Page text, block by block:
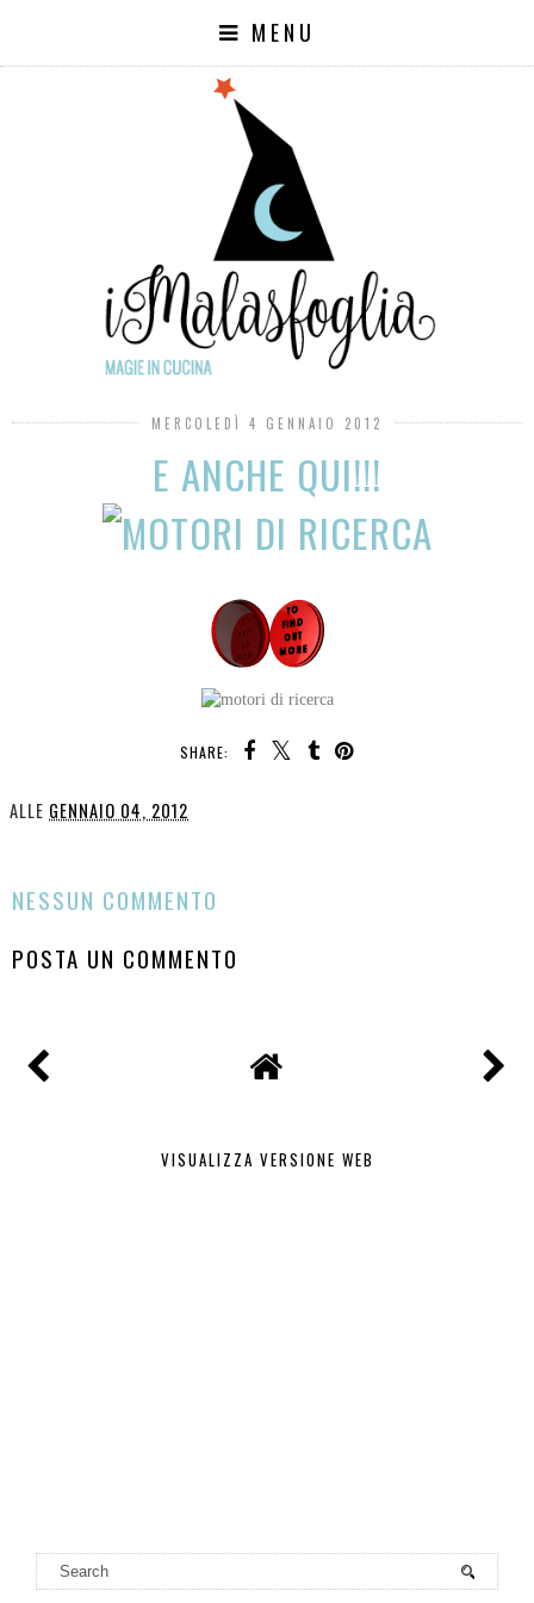
MENU
MERCOLEDÌ 4 GENNAIO 2012
E ANCHE QUI!!!
SHARE:
ALLE GENNAIO 04, 2012
NESSUN COMMENTO
POSTA UN COMMENTO
VISUALIZZA VERSIONE WEB